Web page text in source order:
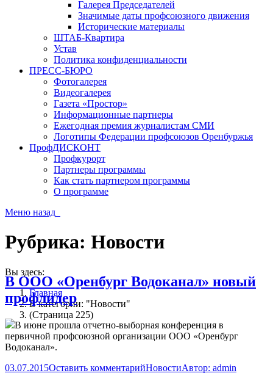
Галерея Председателей
Значимые даты профсоюзного движения
Исторические материалы
ШТАБ-Квартира
Устав
Политика конфиденциальности
ПРЕСС-БЮРО
Фотогалерея
Видеогалерея
Газета «Простор»
Информационные партнеры
Ежегодная премия журналистам СМИ
Логотипы Федерации профсоюзов Оренбуржья
ПрофДИСКОНТ
Профкурорт
Партнеры программы
Как стать партнером программы
О программе
Меню назад
Рубрика: Новости
Вы здесь:
Главная
В категории: "Новости"
(Страница 225)
В ООО «Оренбург Водоканал» новый
профлидер
В июне прошла отчетно-выборная конференция в
первичной профсоюзной организации ООО «Оренбург
Водоканал».
03.07.2015Оставить комментарийНовостиАвтор: admin